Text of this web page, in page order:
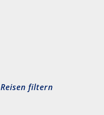
Reisen filtern